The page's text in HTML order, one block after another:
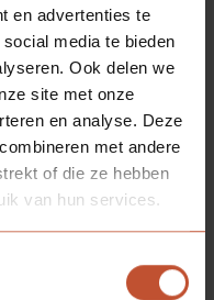
en advertenties te
media te bieden
Ook delen we
site met onze
en analyse. Deze
met andere
of die ze hebben
van hun services.
een weg door de
is de brand waar te
machines en
houtvoorraad zijn
Alleen het daarvoor
blijft behouden. De
kunnen aan het werk
die op veilige
aan een ramp
komt er (als het
ligt alleen voorlopig)